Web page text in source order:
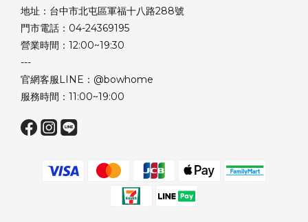
地址：台中市北屯區軍福十八路288號
門市電話：04-24369195
營業時間：12:00~19:30
---
官網客服LINE：@bowhome
服務時間：11:00~19:00